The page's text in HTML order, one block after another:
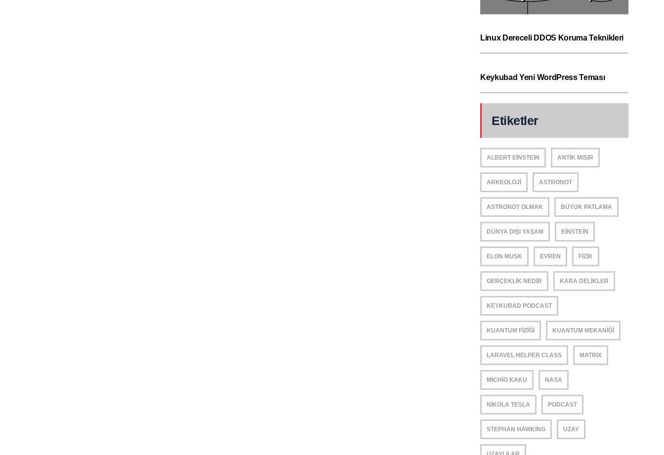
Linux Dereceli DDOS Koruma Teknikleri
Keykubad Yeni WordPress Teması
Etiketler
ALBERT EINSTEIN ANTIK MISIR
ARKEOLOJI ASTRONOT
ASTRONOT OLMAK BÜYÜK PATLAMA
DÜNYA DIŞI YAŞAM EINSTEIN
ELON MUSK EVREN FIZIK
GERÇEKLIK NEDIR KARA DELIKLER
KEYKUBAD PODCAST
KUANTUM FIZIĞI KUANTUM MEKANIĞI
LARAVEL HELPER CLASS MATRIX
MICHIO KAKU NASA
NIKOLA TESLA PODCAST
STEPHAN HAWKING UZAY